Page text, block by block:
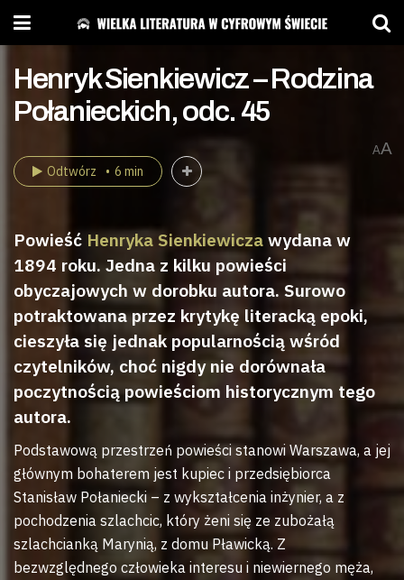
Henryk Sienkiewicz – Rodzina
Połanieckich, odc. 45
AA
Odtwórz 6 min
Powieść Henryka Sienkiewicza wydana w
1894 roku. Jedna z kilku powieści
obyczajowych w dorobku autora. Surowo
potraktowana przez krytykę literacką epoki,
cieszyła się jednak popularnością wśród
czytelników, choć nigdy nie dorównała
poczytnością powieściom historycznym tego
autora.
Podstawową przestrzeń powieści stanowi Warszawa, a jej
głównym bohaterem jest kupiec i przedsiębiorca
Stanisław Połaniecki – z wykształcenia inżynier, a z
pochodzenia szlachcic, który żeni się ze zubożałą
szlachcianką Marynią, z domu Pławicką. Z
bezwzględnego człowieka interesu i niewiernego męża,